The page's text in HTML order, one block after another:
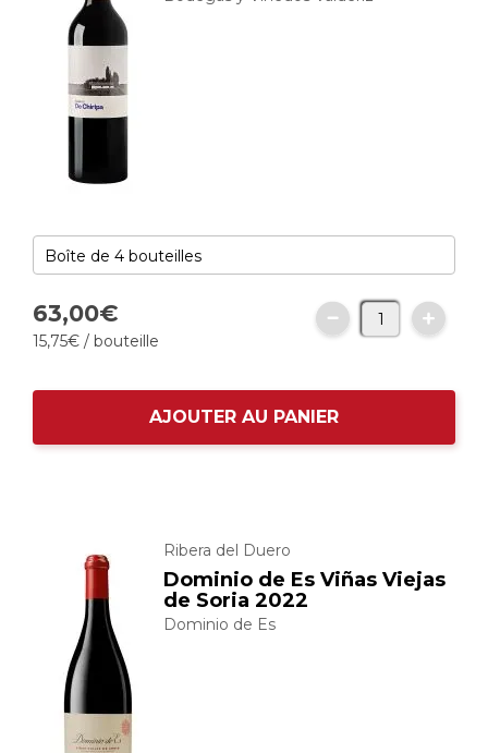
63,00€
15,75€ / bouteille
AJOUTER AU PANIER
Ribera del Duero
Dominio de Es Viñas Viejas
de Soria 2022
Dominio de Es